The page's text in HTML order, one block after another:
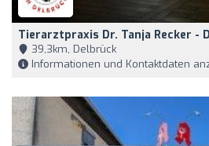
Tierarztpraxis Dr. Tanja Recker -
39,3km, Delbrück
Informationen und Kontaktdaten